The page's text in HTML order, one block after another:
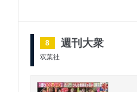
8 週刊大衆
双葉社